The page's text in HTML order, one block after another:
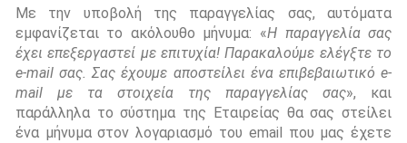
Με την υποβολή της παραγγελίας σας, αυτόματα
εμφανίζεται το ακόλουθο μήνυμα: «Η παραγγελία σας
έχει επεξεργαστεί με επιτυχία! Παρακαλούμε ελέγξτε το
e-mailσας. Σας έχουμε αποστείλει ένα επιβεβαιωτικόe-
mailμε τα στοιχεία της παραγγελίας σας», και
παράλληλα το σύστημα της Εταιρείας θα σας στείλει
ένα μήνυμα στον λογαριασμό του email που μας έχετε